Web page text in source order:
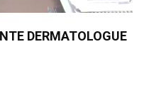
DERMATOLOGUE